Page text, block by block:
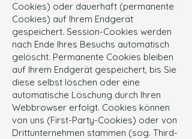
Cookies) oder dauerhaft (permanente
Cookies) auf Ihrem Endgerät
gespeichert. Session-Cookies werden
nach Ende Ihres Besuchs automatisch
gelöscht. Permanente Cookies bleiben
auf Ihrem Endgerät gespeichert, bis Sie
diese selbst löschen oder eine
automatische Löschung durch Ihren
Webbrowser erfolgt. Cookies können
von uns (First-Party-Cookies) oder von
Drittunternehmen stammen (sog. Third-